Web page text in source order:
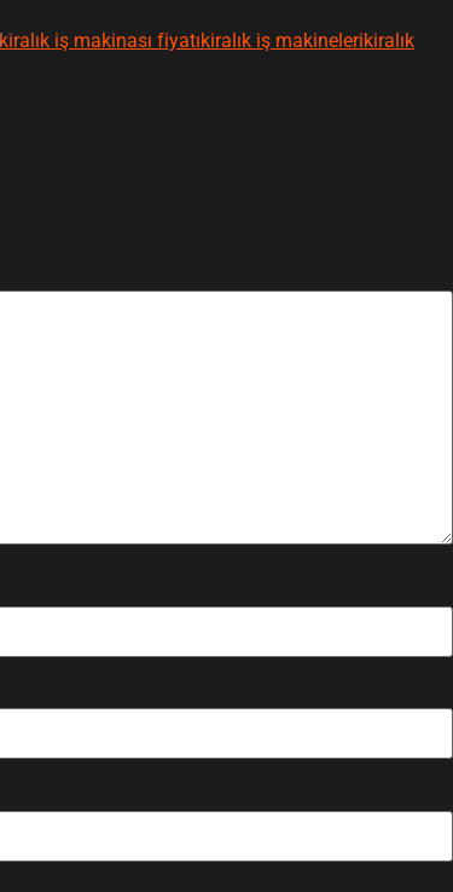
kiralık iş makinası fiyatıkiralık iş makinelerikiralık